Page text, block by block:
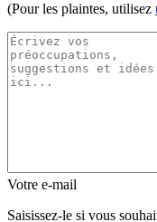
(Pour les plaintes, utilisez
Votre e-mail
Saisissez-le si vous